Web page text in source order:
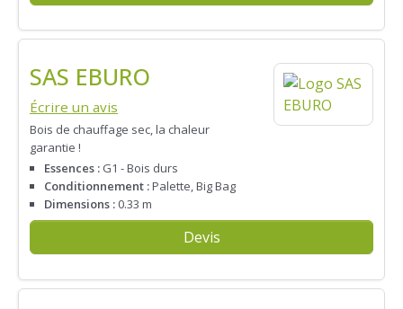
SAS EBURO
Écrire un avis
Bois de chauffage sec, la chaleur
garantie !
Essences : G1 - Bois durs
Conditionnement :Palette, Big Bag
Dimensions : 0.33 m
Devis